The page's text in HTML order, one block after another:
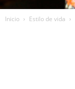
Inicio Estilo de vida